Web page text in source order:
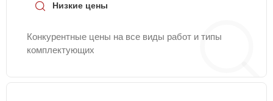
Низкие цены
Конкурентные цены на все виды работ и типы
комплектующих